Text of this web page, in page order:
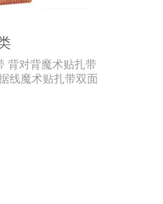
背对背魔术贴扎带
线魔术贴扎带双面